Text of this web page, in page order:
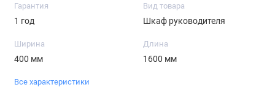
Гарантия
1 год
Вид товара
Шкаф руководителя
Ширина
400 мм
Длина
1600 мм
Все характеристики